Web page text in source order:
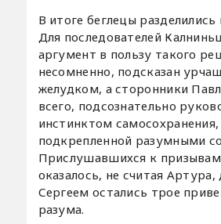
В итоге беглецы
Для последователей
аргумент в пользу такого
несомненно, подсказан
желудком, а сторонники
всего, подсознательно
инстинктом самосохранения,
подкрепленной разумными
Прислушавшихся к
оказалось, не считая Артура,
Сергеем остались трое
разума.